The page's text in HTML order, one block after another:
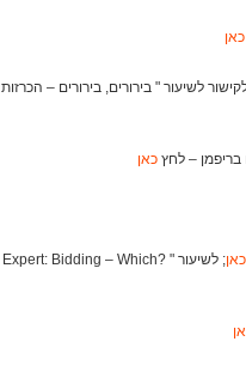
כאן
לשיעור " בירורים, בירורים – הכרזות
כאן
כאן
; לשיעור " ?Expert: Bidding – Which